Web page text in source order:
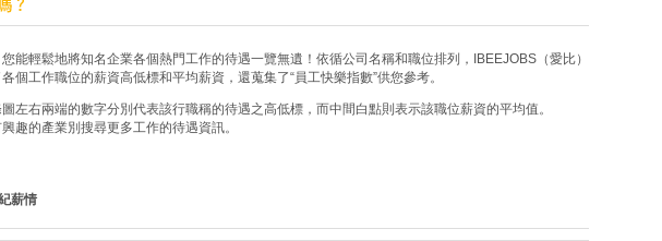
能輕鬆地將知名企業各個熱門工作的待遇一覽無遺！依循公司名稱和職位排列，IBEEJOBS（愛比）
個工作職位的薪資高低標和平均薪資，還蒐集了“員工快樂指數”供您參考。
左右兩端的數字分別代表該行職稱的待遇之高低標，而中間白點則表示該職位薪資的平均值。
趣的產業別搜尋更多工作的待遇資訊。
薪情